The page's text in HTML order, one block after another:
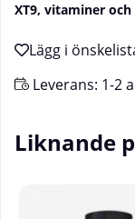
XT9, vitaminer
Leverans: 1-2
Liknande